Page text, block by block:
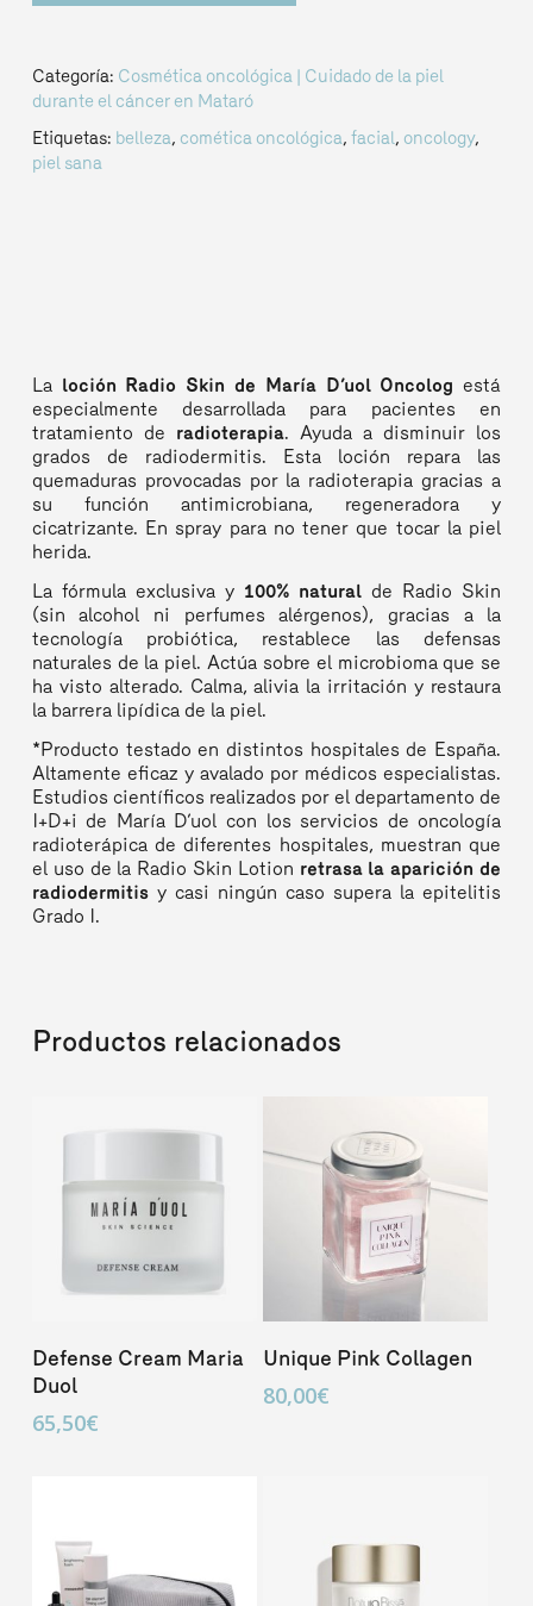
Categoría: Cosmética oncológica | Cuidado de la piel
durante el cáncer en Mataró
Etiquetas: belleza, comética oncológica, facial, oncology,
piel sana
La loción Radio Skin de María D’uol Oncologestá
especialmente desarrollada para pacientes en
tratamiento de radioterapia. Ayuda a disminuir los
grados de radiodermitis. Esta loción repara las
quemaduras provocadas por la radioterapia gracias a
su función antimicrobiana, regeneradora y
cicatrizante. En spray para no tener que tocar la piel
herida.
La fórmula exclusiva y 100% natural de Radio Skin
(sin alcohol ni perfumes alérgenos), gracias a la
tecnología probiótica, restablece las defensas
naturales de la piel. Actúa sobre el microbioma que se
ha visto alterado. Calma, alivia la irritación y restaura
la barrera lipídica de la piel.
*Producto testado en distintos hospitales de España.
Altamente eficaz y avalado por médicos especialistas.
Estudios científicos realizados por el departamento de
I+D+i de María D’uol con los servicios de oncología
radioterápica de diferentes hospitales, muestran que
el uso de la Radio Skin Lotion retrasa la aparición de
radiodermitis y casi ningún caso supera la epitelitis
Grado I.
Productos relacionados
Añadir Al Carrito
Defense Cream Maria
Duol
65,50€
Añadir Al Carrito
Unique Pink Collagen
80,00€